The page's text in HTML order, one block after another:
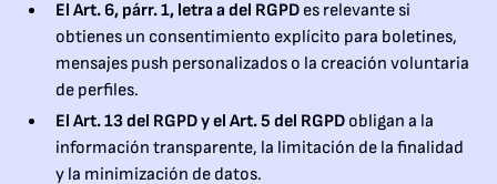
El Art. 6, párr. 1, letra a del RGPD es relevante si
obtienes un consentimiento explícito para boletines,
mensajes push personalizados o la creación voluntaria
de perfiles.
El Art. 13 del RGPD y el Art. 5 del RGPD obligan a la
información transparente, la limitación de la finalidad
y la minimización de datos.